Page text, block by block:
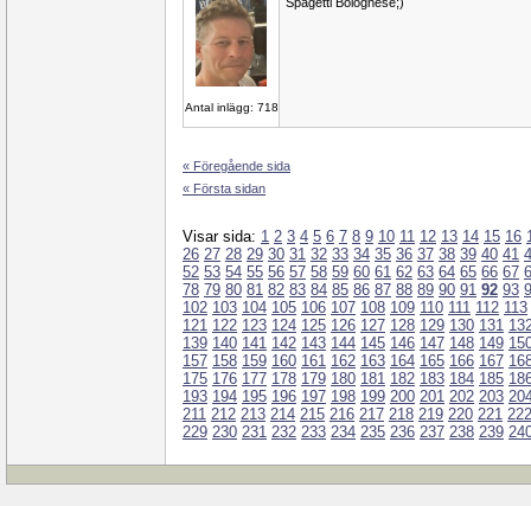
Antal inlägg: 718
« Föregående sida
« Första sidan
Visar sida: 1 2 3 4 5 6 7 8 9 10 11 12 13 14 15 16
26 27 28 29 30 31 32 33 34 35 36 37 38 39 40 41
52 53 54 55 56 57 58 59 60 61 62 63 64 65 66 67
78 79 80 81 82 83 84 85 86 87 88 89 90 91 92 93
102 103 104 105 106 107 108 109 110 111 112 113
121 122 123 124 125 126 127 128 129 130 131
139 140 141 142 143 144 145 146 147 148 149
157 158 159 160 161 162 163 164 165 166 167
175 176 177 178 179 180 181 182 183 184 185
193 194 195 196 197 198 199 200 201 202 203
211 212 213 214 215 216 217 218 219 220 221 222
229 230 231 232 233 234 235 236 237 238 239